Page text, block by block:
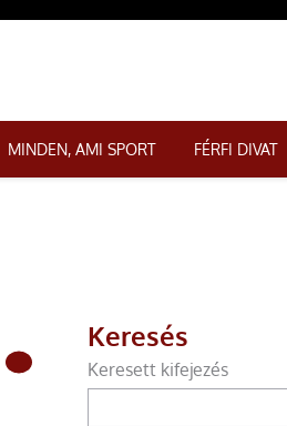
MINDEN, AMI SPORT FÉRFI DIVAT
Keresés
Keresett kifejezés